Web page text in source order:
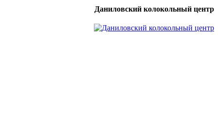
Даниловский колокольный центр